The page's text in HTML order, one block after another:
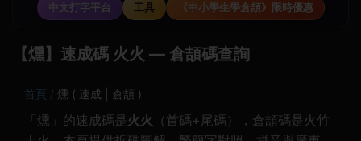
中文打字平台
工具 《中小學生學倉頡》限時優惠
【燻】速成碼 火火 — 倉頡碼查詢
首頁 燻 ( 速成 | 倉頡 )
「燻」的速成碼是 火火 （首碼+尾碼），倉頡碼是火竹